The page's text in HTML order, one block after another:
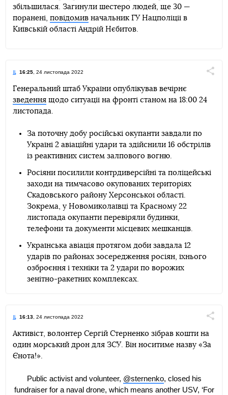
TelegramFacebookTwitter
збільшилася. Загинули шестеро людей, ще 30 —
поранені, повідомив начальник ГУ Нацполіції в
Київській області Андрій Нєбитов.
16:25 , 24 листопада 2022
TelegramFacebookTwitter
Генеральний штаб України опублікував вечірнє
зведення щодо ситуації на фронті станом на 18:00 24
листопада.
За поточну добу російські окупанти завдали по
Україні 2 авіаційні удари та здійснили 16 обстрілів
із реактивних систем залпового вогню.
Росіяни посилили контрдиверсійні та поліцейські
заходи на тимчасово окупованих територіях
Скадовського району Херсонської області.
Зокрема, у Новомиколаївці та Красному 22
листопада окупанти перевіряли будинки,
телефони та документи місцевих мешканців.
Українська авіація протягом доби завдала 12
ударів по районах зосередження росіян, їхнього
озброєння і техніки та 2 удари по ворожих
зенітно-ракетних комплексах.
16:13 , 24 листопада 2022
Telegram FacebookTwitter
Активіст, волонтер Сергій Стерненко зібрав кошти на
один морський дрон для ЗСУ. Він носитиме назву «За
Єнота!».
Public activist and volunteer, @sternenko, closed his
fundraiser for a naval drone, which means another USV, ‘For